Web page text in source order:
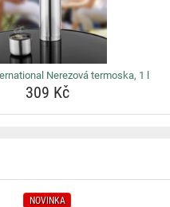
Nerezová termoska, 1 l
309 Kč
NOVINKA